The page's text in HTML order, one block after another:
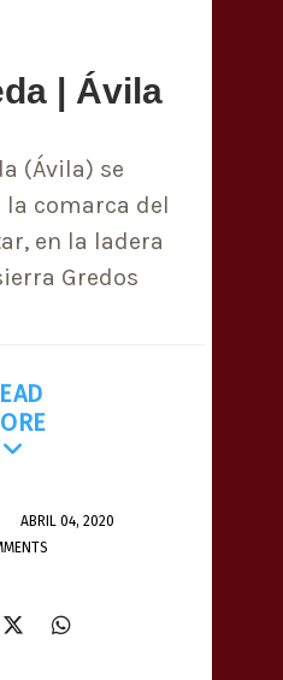
| Ávila
(Ávila) se
comarca del
en la ladera
Gredos
ABRIL 04, 2020